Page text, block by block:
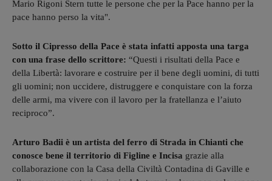
Mario Rigoni Stern tutte le persone che per la Pace hanno per la
pace hanno perso la vita".
Sotto il Cipresso della Pace è stata infatti apposta una targa
con una frase dello scrittore: “Questi i risultati della Pace e
della Libertà: lavorare e costruire per il bene degli uomini, di tutti
gli uomini; non uccidere, distruggere e conquistare con la forza
delle armi, ma vivere con il lavoro per la fratellanza e l’aiuto
reciproco”.
Arturo Badii è un artista del ferro di Strada in Chianti che
conosce bene il territorio di Figline e Incisa grazie alla
collaborazione con la Casa della Civiltà Contadina di Gaville e